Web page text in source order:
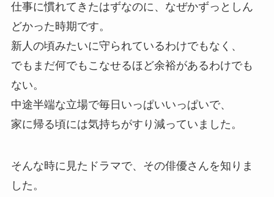
仕事に慣れてきたはずなのに、なぜかずっとしん
どかった時期です。
新人の頃みたいに守られているわけでもなく、
でもまだ何でもこなせるほど余裕があるわけでも
ない。
中途半端な立場で毎日いっぱいいっぱいで、
家に帰る頃には気持ちがすり減っていました。
そんな時に見たドラマで、その俳優さんを知りま
した。